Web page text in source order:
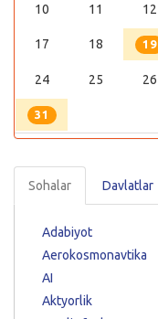
10 11 12
17 18 19
24 25 26
31
Sohalar Davlatlar
Adabiyot
Aerokosmonavtika
AI
Aktyorlik